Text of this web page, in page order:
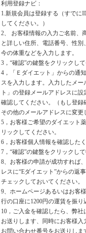
利用登録ナビ：
1.新規会員は登録する（すでに
してください。）
2、 お客様情報の入力ご名前、
と詳しい住所、電話番号、性別
今の体重などを入力します。
3，“確認”の鍵盤をクリックし
4，「Ｅダイエット」からの通
スを入力します。入力したメ
ト」の登録メールアドレスに
確認してください。（もし登録
その他のメールアドレスに変更
5，お客様ご希望のダイエット
リックしてください。
6，お客様個人情報を確認したく
7，“確認”の鍵盤をクリックし
8、お客様の申請が成功すれば
レスに“Eダイエット”からの返
チェックしておいてください。
9、ホームページあるいはお客
行の口座に1200円の運賃を振り
10，ご入金を確認したら、弊
お送りします、同時にお客様
お問い合わせ番号をお送りし